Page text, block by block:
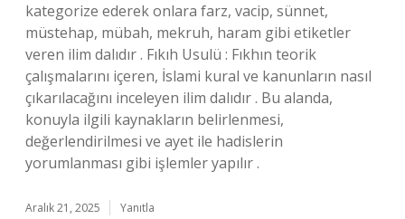
kategorize ederek onlara farz, vacip, sünnet,
müstehap, mübah, mekruh, haram gibi etiketler
veren ilim dalıdır . Fıkıh Usulü : Fıkhın teorik
çalışmalarını içeren, İslami kural ve kanunların nasıl
çıkarılacağını inceleyen ilim dalıdır . Bu alanda,
konuyla ilgili kaynakların belirlenmesi,
değerlendirilmesi ve ayet ile hadislerin
yorumlanması gibi işlemler yapılır .
Aralık 21, 2025 Yanıtla